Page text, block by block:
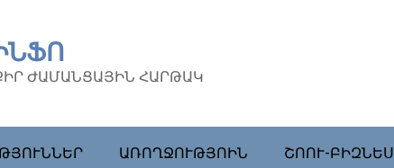
ԺԱՄԱՆՑԱՅԻՆ ՀԱՐԹԱԿ
ԱՌՈՂՋՈՒԹՅՈԻՆ ՇՈՈՒ-ԲԻԶՆԵՍ